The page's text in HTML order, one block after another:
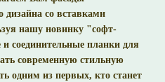
дизайна со вставками
нашу новинку "софт-
соединительные планки для
современную стильную
одним из первых, кто станет